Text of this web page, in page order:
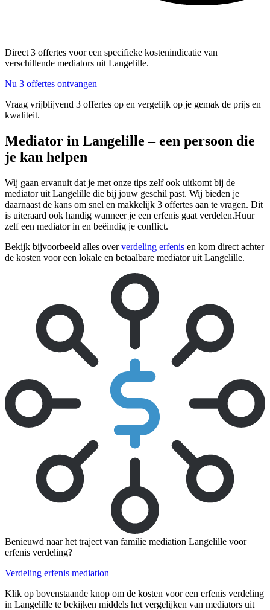
Direct 3 offertes voor een specifieke kostenindicatie van
verschillende mediators uit Langelille.
Nu 3 offertes ontvangen
Vraag vrijblijvend 3 offertes op en vergelijk op je gemak de prijs en
kwaliteit.
Mediator in Langelille – een persoon die
je kan helpen
Wij gaan ervanuit dat je met onze tips zelf ook uitkomt bij de
mediator uit Langelille die bij jouw geschil past. Wij bieden je
daarnaast de kans om snel en makkelijk 3 offertes aan te vragen. Dit
is uiteraard ook handig wanneer je een erfenis gaat verdelen.Huur
zelf een mediator in en beëindig je conflict.
Bekijk bijvoorbeeld alles oververdeling erfenis en kom direct achter
de kosten voor een lokale en betaalbare mediator uit Langelille.
Benieuwd naar het traject van familie mediation Langelille voor
erfenis verdeling?
Verdeling erfenis mediation
Klik op bovenstaande knop om de kosten voor een erfenis verdeling
in Langelille te bekijken middels het vergelijken van mediators uit